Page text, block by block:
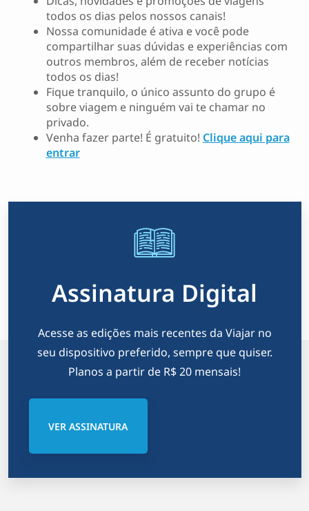
todos os dias pelos nossos canais!
Nossa comunidade é ativa e você pode
compartilhar suas dúvidas e experiências com
outros membros, além de receber notícias
todos os dias!
Fique tranquilo, o único assunto do grupo é
sobre viagem e ninguém vai te chamar no
privado.
Venha fazer parte! É gratuito! Clique aqui para
entrar
Assinatura Digital
Acesse as edições mais recentes da Viajar no
seu dispositivo preferido, sempre que quiser.
Planos a partir de R$ 20 mensais!
VER ASSINATURA